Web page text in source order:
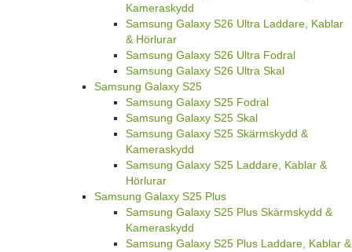
Kameraskydd
Samsung Galaxy S26 Ultra Laddare, Kablar
& Hörlurar
Samsung Galaxy S26 Ultra Fodral
Samsung Galaxy S26 Ultra Skal
Samsung Galaxy S25
Samsung Galaxy S25 Fodral
Samsung Galaxy S25 Skal
Samsung Galaxy S25 Skärmskydd &
Kameraskydd
Samsung Galaxy S25 Laddare, Kablar &
Hörlurar
Samsung Galaxy S25 Plus
Samsung Galaxy S25 Plus Skärmskydd &
Kameraskydd
Samsung Galaxy S25 Plus Laddare, Kablar &